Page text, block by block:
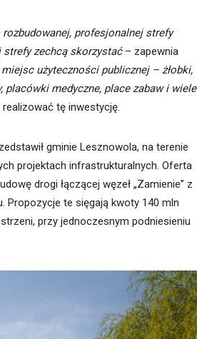
profesjonalnej strefy
zechcą skorzystać– zapewnia
użyteczności publicznej – żłobki,
medyczne, place zabaw i wiele
tę inwestycję.
gminie Lesznowola, na terenie
projektach infrastrukturalnych. Oferta
drogi łączącej węzeł „Zamienie” z
Propozycje te sięgają kwoty 140 mln
przy jednoczesnym podniesieniu